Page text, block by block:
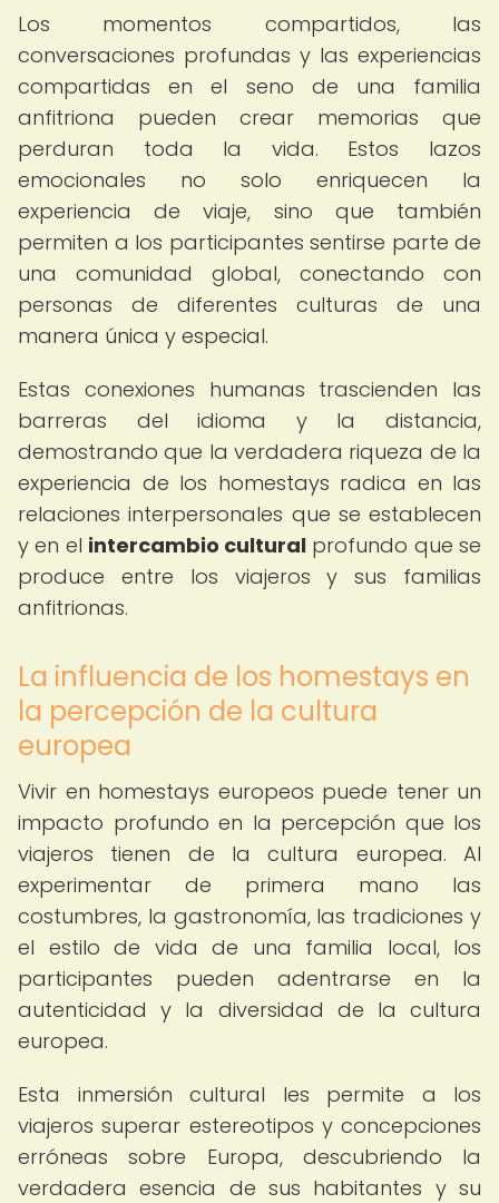
Los momentos compartidos, las
conversaciones profundas y las experiencias
compartidas en el seno de una familia
anfitriona pueden crear memorias que
perduran toda la vida. Estos lazos
emocionales no solo enriquecen la
experiencia de viaje, sino que también
permiten a los participantes sentirse parte de
una comunidad global, conectando con
personas de diferentes culturas de una
manera única y especial.
Estas conexiones humanas trascienden las
barreras del idioma y la distancia,
demostrando que la verdadera riqueza de la
experiencia de los homestays radica en las
relaciones interpersonales que se establecen
y en el intercambio cultural profundo que se
produce entre los viajeros y sus familias
anfitrionas.
La influencia de los homestays en
la percepción de la cultura
europea
Vivir en homestays europeos puede tener un
impacto profundo en la percepción que los
viajeros tienen de la cultura europea. Al
experimentar de primera mano las
costumbres, la gastronomía, las tradiciones y
el estilo de vida de una familia local, los
participantes pueden adentrarse en la
autenticidad y la diversidad de la cultura
europea.
Esta inmersión cultural les permite a los
viajeros superar estereotipos y concepciones
erróneas sobre Europa, descubriendo la
verdadera esencia de sus habitantes y su